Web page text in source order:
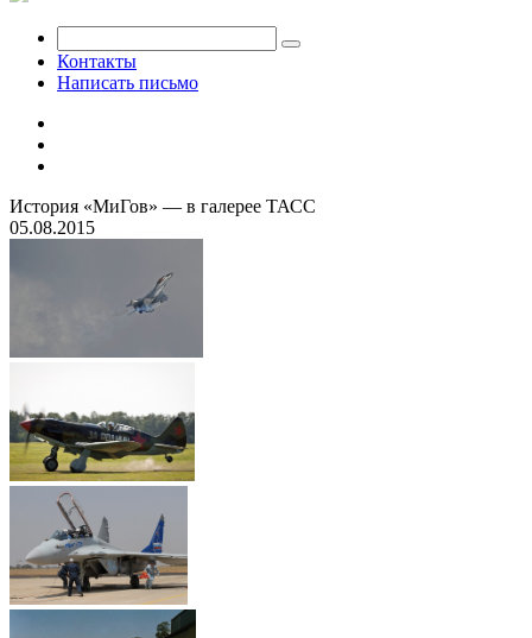
Контакты
Написать письмо
История «МиГов» — в галерее ТАСС
05.08.2015